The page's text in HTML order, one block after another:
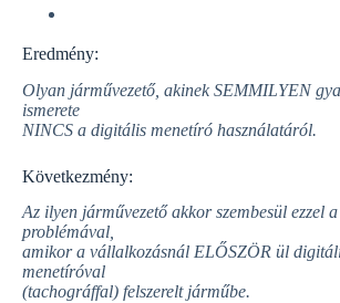
Eredmény:
Olyan járművezető, akinek SEMMILYEN
ismerete
NINCS a digitális menetíró használatáról.
Következmény:
Az ilyen járművezető akkor szembesül ezzel a
problémával,
amikor a vállalkozásnál ELŐSZÖR ül
menetíróval
(tachográffal) felszerelt járműbe.